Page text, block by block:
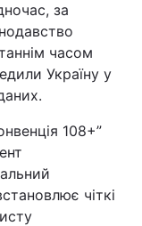
за
часом
Україну у
108+”
чіткі